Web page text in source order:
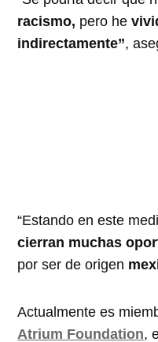
racismo, pero he
indirectamente”,
“Estando en este
cierran muchas
por ser de origen
Actualmente es
Atrium Foundation,